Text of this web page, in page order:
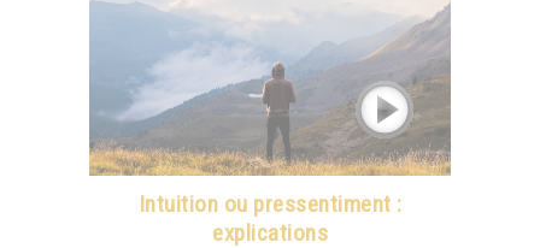
Intuition ou pressentiment :
explications